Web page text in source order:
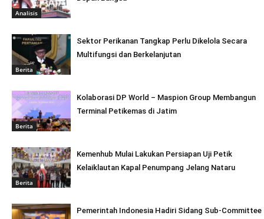
Analisis
Berita
Sektor Perikanan Tangkap Perlu Dikelola Secara
Multifungsi dan Berkelanjutan
Berita
Kolaborasi DP World – Maspion Group Membangun
Terminal Petikemas di Jatim
Berita
Kemenhub Mulai Lakukan Persiapan Uji Petik
Kelaiklautan Kapal Penumpang Jelang Nataru
Pemerintah Indonesia Hadiri Sidang Sub-Committee